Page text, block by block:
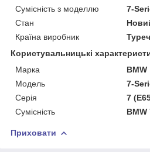
Сумісність з моделлю
7-
Стан
Країна виробник
Користувальницькі
Марка
BMW
Мoдель
7-
Серія
7
Сумісність
BMW
Приховати